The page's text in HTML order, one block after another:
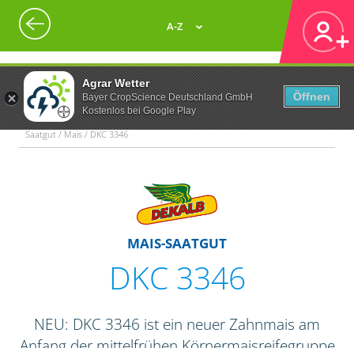
Agrar Wetter
Bayer CropScience Deutschland GmbH
Kostenlos bei Google Play
Öffnen
A-Z
Saatgut / Mais / DKC 3346
MAIS-SAATGUT
DKC 3346
NEU: DKC 3346 ist ein neuer Zahnmais am